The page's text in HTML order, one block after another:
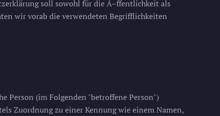
soll sowohl für die Ã–ffentlichkeit als
wir vorab die verwendeten Begrifflichkeiten
Person (im Folgenden "betroffene Person")
Zuordnung zu einer Kennung wie einem Namen,